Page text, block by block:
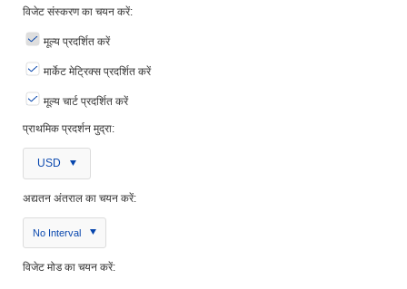
विजेट संस्करण का चयन करें:
मूल्य प्रदर्शित करें
मार्केट मेट्रिक्स प्रदर्शित करें
मूल्य चार्ट प्रदर्शित करें
प्राथमिक प्रदर्शन मुद्रा:
USD
अद्यतन अंतराल का चयन करें:
No Interval
विजेट मोड का चयन करें: